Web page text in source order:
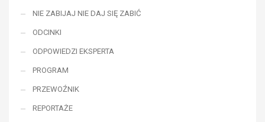
NIE ZABIJAJ NIE DAJ SIĘ ZABIĆ
ODCINKI
ODPOWIEDZI EKSPERTA
PROGRAM
PRZEWOŹNIK
REPORTAŻE